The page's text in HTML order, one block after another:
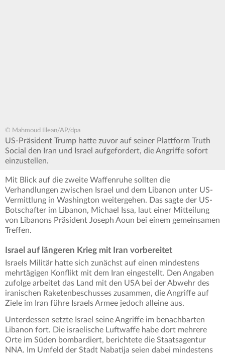
© Mahmoud Illean/AP/dpa
US-Präsident Trump hatte zuvor auf seiner Plattform Truth
Social den Iran und Israel aufgefordert, die Angriffe sofort
einzustellen.
Mit Blick auf die zweite Waffenruhe sollten die
Verhandlungen zwischen Israel und dem Libanon unter US-
Vermittlung in Washington weitergehen. Das sagte der US-
Botschafter im Libanon, Michael Issa, laut einer Mitteilung
von Libanons Präsident Joseph Aoun bei einem gemeinsamen
Treffen.
Israel auf längeren Krieg mit Iran vorbereitet
Israels Militär hatte sich zunächst auf einen mindestens
mehrtägigen Konflikt mit dem Iran eingestellt. Den Angaben
zufolge arbeitet das Land mit den USA bei der Abwehr des
iranischen Raketenbeschusses zusammen, die Angriffe auf
Ziele im Iran führe Israels Armee jedoch alleine aus.
Unterdessen setzte Israel seine Angriffe im benachbarten
Libanon fort. Die israelische Luftwaffe habe dort mehrere
Orte im Süden bombardiert, berichtete die Staatsagentur
NNA. Im Umfeld der Stadt Nabatija seien dabei mindestens